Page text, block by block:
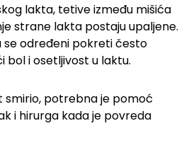
lakta, tetive između mišića
strane lakta postaju upaljene.
se određeni pokreti često
bol i osetljivost u laktu.
smirio, potrebna je pomoć
i hirurga kada je povreda